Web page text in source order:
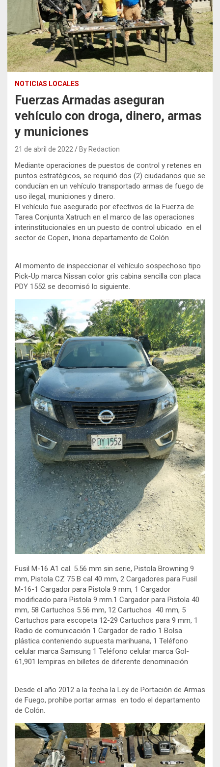
NOTICIAS LOCALES
Fuerzas Armadas aseguran
vehículo con droga, dinero, armas
y municiones
21 de abril de 2022 By Redaction
Mediante operaciones de puestos de control y retenes en
puntos estratégicos, se requirió dos (2) ciudadanos que se
conducían en un vehículo transportado armas de fuego de
uso ilegal, municiones y dinero.
El vehículo fue asegurado por efectivos de la Fuerza de
Tarea Conjunta Xatruch en el marco de las operaciones
interinstitucionales en un puesto de control ubicado en el
sector de Copen, Iriona departamento de Colón.
Al momento de inspeccionar el vehículo sospechoso tipo
Pick-Up marca Nissan color gris cabina sencilla con placa
PDY 1552 se decomisó lo siguiente.
Fusil M-16 A1 cal. 5.56 mm sin serie, Pistola Browning 9
mm, Pistola CZ 75 B cal 40 mm, 2 Cargadores para Fusil
M-16-1 Cargador para Pistola 9 mm, 1 Cargador
modificado para Pistola 9 mm.1 Cargador para Pistola 40
mm, 58 Cartuchos 5.56 mm, 12 Cartuchos 40 mm, 5
Cartuchos para escopeta 12-29 Cartuchos para 9 mm, 1
Radio de comunicación 1 Cargador de radio 1 Bolsa
plástica conteniendo supuesta marihuana, 1 Teléfono
celular marca Samsung 1 Teléfono celular marca Gol-
61,901 lempiras en billetes de diferente denominación
Desde el año 2012 a la fecha la Ley de Portación de Armas
de Fuego, prohíbe portar armas en todo el departamento
de Colón.